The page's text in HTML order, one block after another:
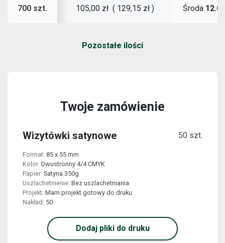
700 szt. 105,00 zł ( 129,15 zł ) Środa 12.08
Pozostałe ilości
Twoje zamówienie
Wizytówki satynowe 50 szt.
Format: 85 x 55 mm
Kolor: Dwustronny 4/4 CMYK
Papier: Satyna 350g
Uszlachetnienie: Bez uszlachetniania
Projekt: Mam projekt gotowy do druku
Nakład: 50
Dodaj pliki do druku